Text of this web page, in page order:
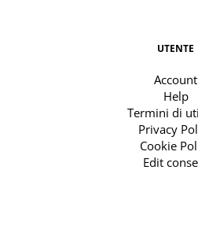
UTENTE
Account
Help
Termini di
Privacy
Cookie
Edit